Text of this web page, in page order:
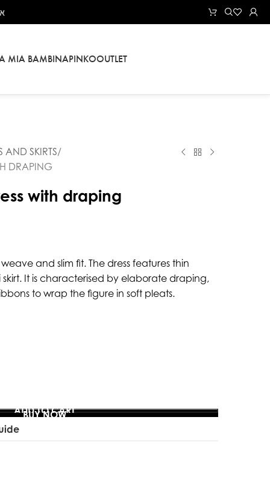
MIA BAMBINAPINKOOUTLET
AND SKIRTS
DRAPING
with draping
and slim fit. The dress features thin
It is characterised by elaborate draping,
to wrap the figure in soft pleats.
ADD TO CART
BUY NOW